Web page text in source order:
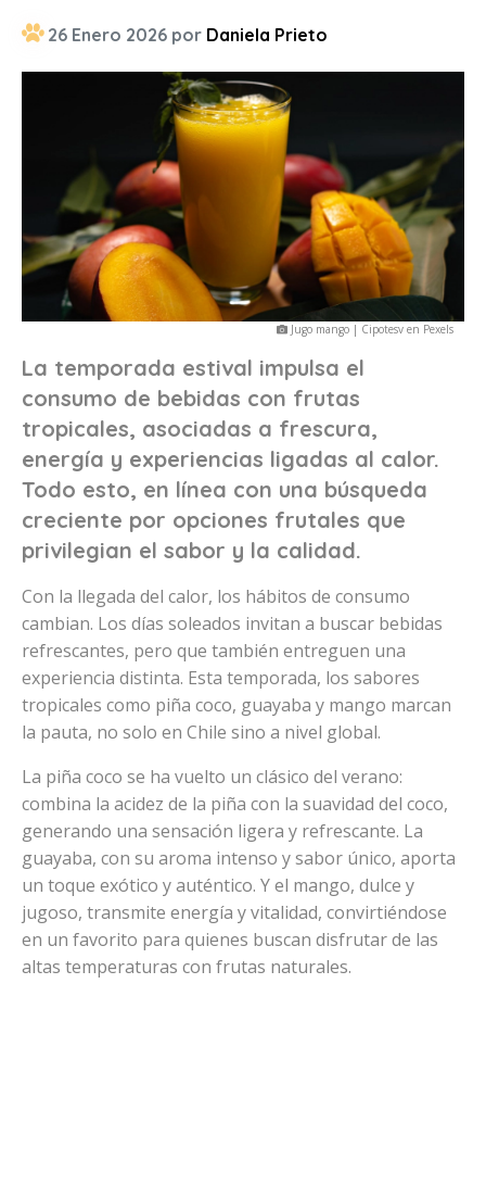
26 Enero 2026 por Daniela Prieto
Jugo mango | Cipotesv en Pexels
La temporada estival impulsa el
consumo de bebidas con frutas
tropicales, asociadas a frescura,
energía y experiencias ligadas al calor.
Todo esto, en línea con una búsqueda
creciente por opciones frutales que
privilegian el sabor y la calidad.
Con la llegada del calor, los hábitos de consumo
cambian. Los días soleados invitan a buscar bebidas
refrescantes, pero que también entreguen una
experiencia distinta. Esta temporada, los sabores
tropicales como piña coco, guayaba y mango marcan
la pauta, no solo en Chile sino a nivel global.
La piña coco se ha vuelto un clásico del verano:
combina la acidez de la piña con la suavidad del coco,
generando una sensación ligera y refrescante. La
guayaba, con su aroma intenso y sabor único, aporta
un toque exótico y auténtico. Y el mango, dulce y
jugoso, transmite energía y vitalidad, convirtiéndose
en un favorito para quienes buscan disfrutar de las
altas temperaturas con frutas naturales.